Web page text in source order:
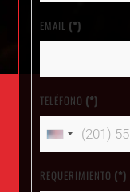
EMAIL (*)
TELÉFONO (*)
United
+1
REQUERIMIENTO (*)